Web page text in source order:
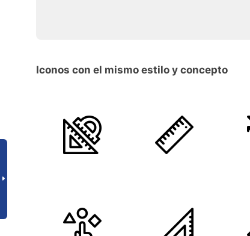
Iconos con el mismo estilo y concepto